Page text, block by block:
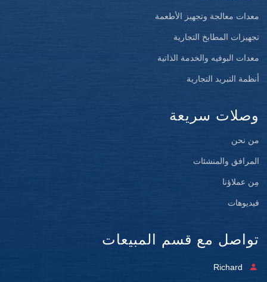
معدات معالجة وتجهيز الأطعمة
تجهيزات المطابخ التجارية
معدات البوفيه والخدمة الذاتية
أنظمة التبريد التجارية
وصلات سريعة
من نحن
المرافق والمنشئات
مِن عملاؤنا
فيديوهات
تواصل مع قسم المبيعات
Richard